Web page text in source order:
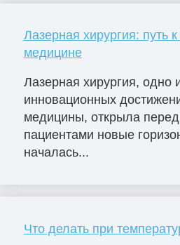
Лазерная хирургия: путь
медицине
Лазерная хирургия, одно
инновационных
медицины, открыла
пациентами новые
началась...
Что делать при